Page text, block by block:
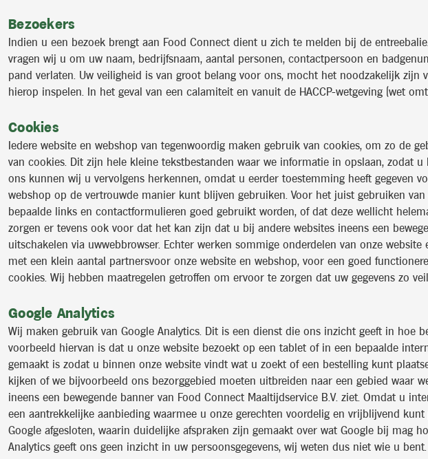
Bezoekers
Indien u een bezoek brengt aan Food Connect dient u zich te melden bij de
vragen wij u om uw naam, bedrijfsnaam, aantal personen, contactpersoon en
pand verlaten. Uw veiligheid is van groot belang voor ons, mocht het noodzakelijk
hierop inspelen. In het geval van een calamiteit en vanuit de HACCP-wetgeving (wet
Cookies
Iedere website en webshop van tegenwoordig maken gebruik van cookies, om zo de
van cookies. Dit zijn hele kleine tekstbestanden waar we informatie in opslaan, zodat
ons kunnen wij u vervolgens herkennen, omdat u eerder toestemming heeft gegeven
webshop op de vertrouwde manier kunt blijven gebruiken. Voor het juist gebruiken
bepaalde links en contactformulieren goed gebruikt worden, of dat deze wellicht
zorgen er tevens ook voor dat het kan zijn dat u bij andere websites ineens een
uitschakelen via uwwebbrowser. Echter werken sommige onderdelen van onze
met een klein aantal partnersvoor onze website en webshop, voor een goed
cookies. Wij hebben maatregelen getroffen om ervoor te zorgen dat uw gegevens zo
Google Analytics
Wij maken gebruik van Google Analytics. Dit is een dienst die ons inzicht geeft in hoe
voorbeeld hiervan is dat u onze website bezoekt op een tablet of in een bepaalde
gemaakt is zodat u binnen onze website vindt wat u zoekt of een bestelling kunt
kijken of we bijvoorbeeld ons bezorggebied moeten uitbreiden naar een gebied waar
ineens een bewegende banner van Food Connect Maaltijdservice B.V. ziet. Omdat u
een aantrekkelijke aanbieding waarmee u onze gerechten voordelig en vrijblijvend
Google afgesloten, waarin duidelijke afspraken zijn gemaakt over wat Google bij mag
Analytics geeft ons geen inzicht in uw persoonsgegevens, wij weten dus niet wie u bent.